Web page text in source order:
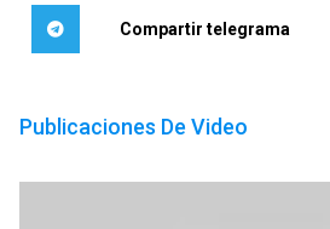
Compartir telegrama
Publicaciones De Video